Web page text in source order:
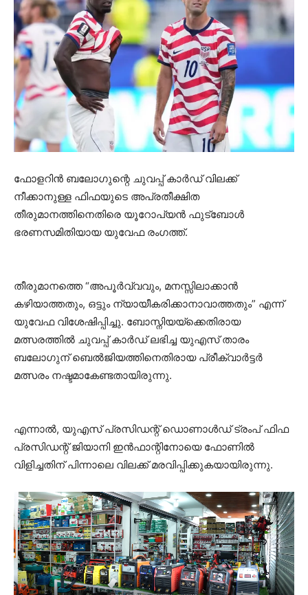
ഫോളറിൻ ബലോഗുന്റെ ചുവപ്പ് കാർഡ് വിലക്ക്
നീക്കാനുള്ള ഫിഫയുടെ അപ്രതീക്ഷിത
തീരുമാനത്തിനെതിരെ യൂറോപ്യൻ ഫുട്ബോൾ
ഭരണസമിതിയായ യുവേഫ രംഗത്ത്.
തീരുമാനത്തെ “അപൂർവ്വവും, മനസ്സിലാക്കാൻ
കഴിയാത്തതും, ഒട്ടും ന്യായീകരിക്കാനാവാത്തതും” എന്ന്
യുവേഫ വിശേഷിപ്പിച്ചു. ബോസ്നിയയ്‌ക്കെതിരായ
മത്സരത്തിൽ ചുവപ്പ് കാർഡ് ലഭിച്ച യുഎസ് താരം
ബലോഗുന് ബെൽജിയത്തിനെതിരായ പ്രീക്വാർട്ടർ
മത്സരം നഷ്ടമാകേണ്ടതായിരുന്നു.
എന്നാൽ, യുഎസ് പ്രസിഡന്റ് ഡൊണാൾഡ് ട്രംപ് ഫിഫ
പ്രസിഡന്റ് ജിയാനി ഇൻഫാന്റിനോയെ ഫോണിൽ
വിളിച്ചതിന് പിന്നാലെ വിലക്ക് മരവിപ്പിക്കുകയായിരുന്നു.